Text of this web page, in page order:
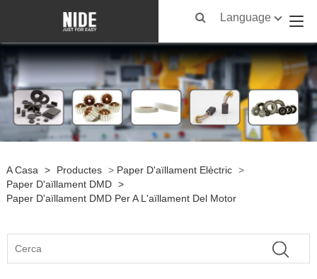
Language
A Casa > Productes > Paper D'aïllament Elèctric >
Paper D'aïllament DMD >
Paper D'aïllament DMD Per A L'aïllament Del Motor